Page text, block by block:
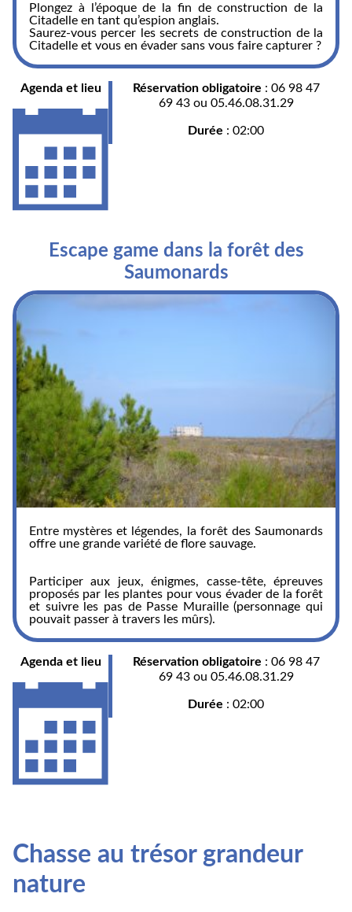
Plongez à l’époque de la fin de construction de la
Citadelle en tant qu’espion anglais.
Saurez-vous percer les secrets de construction de la
Citadelle et vous en évader sans vous faire capturer ?
Agenda et lieu Réservation obligatoire : 06 98 47
69 43 ou 05.46.08.31.29
Durée : 02:00
Escape game dans la forêt des
Saumonards
Entre mystères et légendes, la forêt des Saumonards
offre une grande variété de flore sauvage.
Participer aux jeux, énigmes, casse-tête, épreuves
proposés par les plantes pour vous évader de la forêt
et suivre les pas de Passe Muraille (personnage qui
pouvait passer à travers les mûrs).
Agenda et lieu Réservation obligatoire : 06 98 47
69 43 ou 05.46.08.31.29
Durée : 02:00
Chasse au trésor grandeur
nature